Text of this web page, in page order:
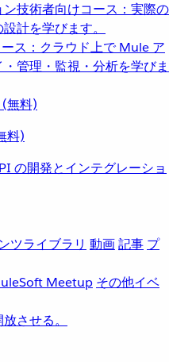
ン技術者向けコース：実際の
計を学びます。
ス：クラウド上で Mule ア
管理・監視・分析を学びま
料)
の開発とインテグレーショ
ツライブラリ 動画記事 プ
Meetup その他イベ